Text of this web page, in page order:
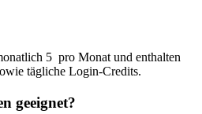
5 pro Monat und enthalten
tägliche Login-Credits.
geeignet?